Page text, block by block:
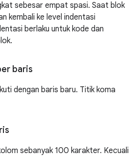
sebesar empat spasi. Saat blok
kembali ke level indentasi
berlaku untuk kode dan
baris
dengan baris baru. Titik koma
sebanyak 100 karakter. Kecuali